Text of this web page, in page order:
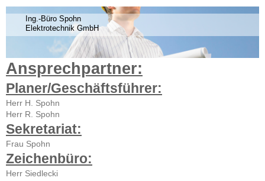
Ing.-Büro Spohn
Elektrotechnik GmbH
Ansprechpartner:
Planer/Geschäftsführer:
Herr H. Spohn
Herr R. Spohn
Sekretariat:
Frau Spohn
Zeichenbüro:
Herr Siedlecki